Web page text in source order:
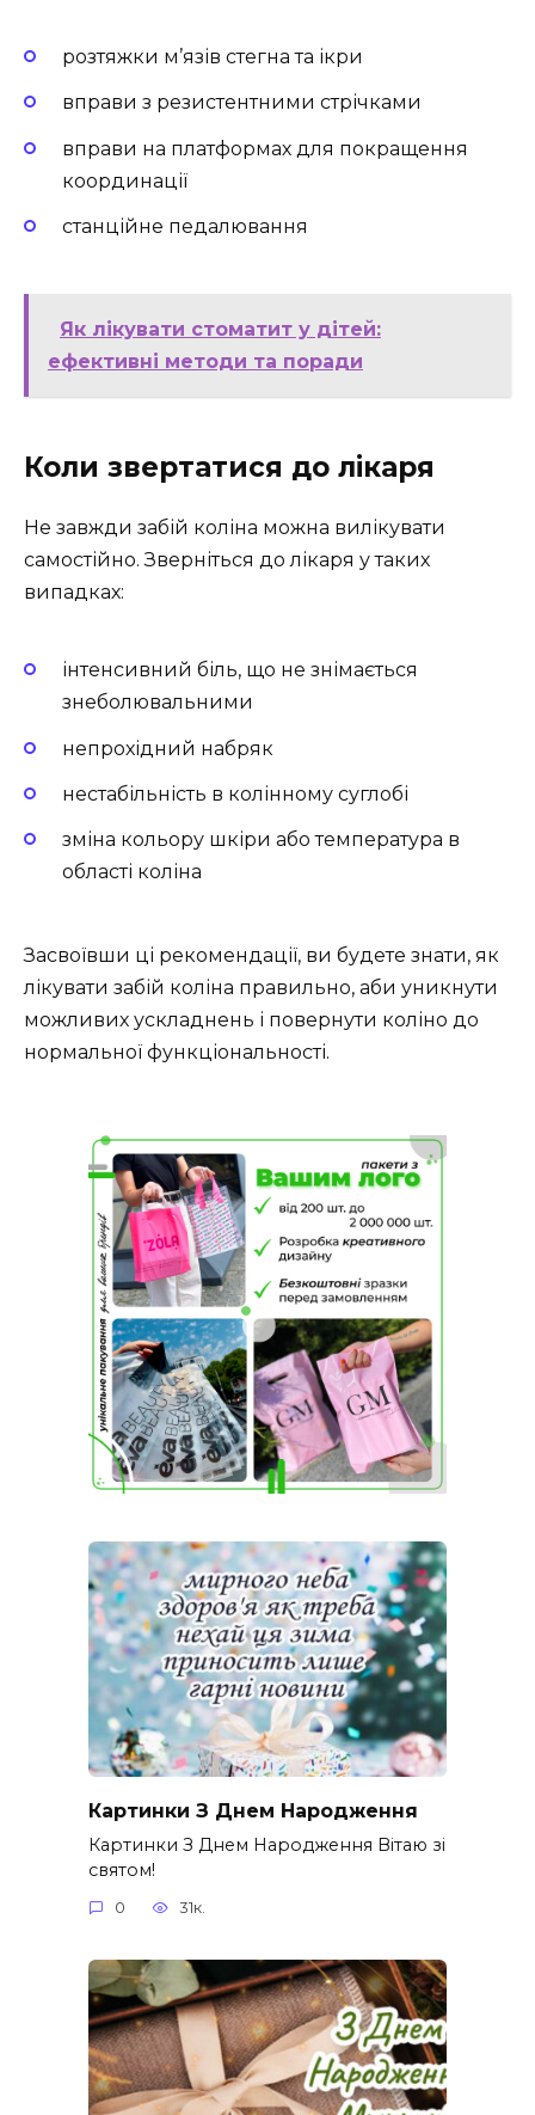
розтяжки м’язів стегна та ікри
вправи з резистентними стрічками
вправи на платформах для покращення
координації
станційне педалювання
Як лікувати стоматит у дітей:
ефективні методи та поради
Коли звертатися до лікаря
Не завжди забій коліна можна вилікувати
самостійно. Зверніться до лікаря у таких
випадках:
інтенсивний біль, що не знімається
знеболювальними
непрохідний набряк
нестабільність в колінному суглобі
зміна кольору шкіри або температура в
області коліна
Засвоївши ці рекомендації, ви будете знати, як
лікувати забій коліна правильно, аби уникнути
можливих ускладнень і повернути коліно до
нормальної функціональності.
Картинки З Днем Народження
Картинки З Днем Народження Вітаю зі
святом!
0 31к.